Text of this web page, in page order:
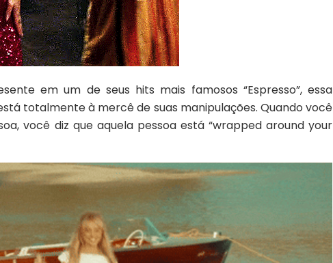
em um de seus hits mais famosos “Espresso”, essa
totalmente à mercê de suas manipulações. Quando você
você diz que aquela pessoa está “wrapped around your